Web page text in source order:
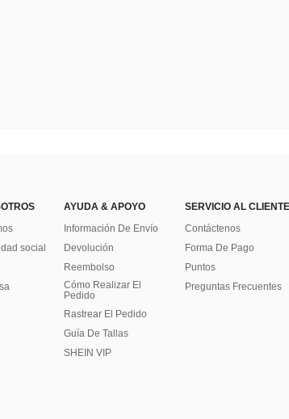
social
AYUDA & APOYO
Información De Envío
Devolución
Reembolso
Cómo Realizar El
Pedido
Rastrear El Pedido
Guía De Tallas
SHEIN VIP
SERVICIO AL CLIENTE
Contáctenos
Forma De Pago
Puntos
Preguntas Frecuentes